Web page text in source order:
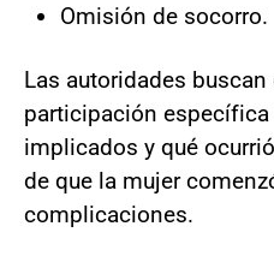
Omisión de socorro.
Las autoridades
participación
implicados y qué
de que la mujer
complicaciones.